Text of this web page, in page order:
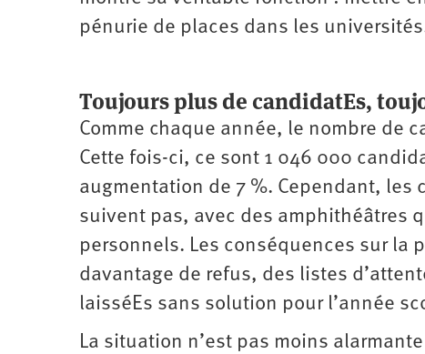
pénurie de places dans les
Toujours plus de candidatEs,
Comme chaque année, le nombre de
Cette fois-ci, ce sont 1 046 000
augmentation de 7 %. Cependant, les
suivent pas, avec des amphithéâtres
personnels. Les conséquences sur la
davantage de refus, des listes
laisséEs sans solution pour l’année
La situation n’est pas moins